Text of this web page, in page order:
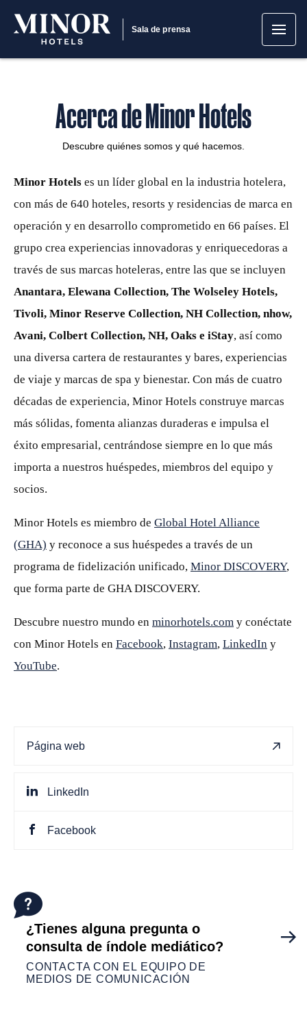
Sala de prensa
Acerca de Minor Hotels
Descubre quiénes somos y qué hacemos.
Minor Hotels es un líder global en la industria hotelera,
con más de 640 hoteles, resorts y residencias de marca en
operación y en desarrollo comprometido en 66 países. El
grupo crea experiencias innovadoras y enriquecedoras a
través de sus marcas hoteleras, entre las que se incluyen
Anantara, Elewana Collection, The Wolseley Hotels,
Tivoli, Minor Reserve Collection, NH Collection, nhow,
Avani, Colbert Collection, NH, Oaks e iStay, así como
una diversa cartera de restaurantes y bares, experiencias
de viaje y marcas de spa y bienestar. Con más de cuatro
décadas de experiencia, Minor Hotels construye marcas
más sólidas, fomenta alianzas duraderas e impulsa el
éxito empresarial, centrándose siempre en lo que más
importa a nuestros huéspedes, miembros del equipo y
socios.
Minor Hotels es miembro de Global Hotel Alliance
(GHA) y reconoce a sus huéspedes a través de un
programa de fidelización unificado, Minor DISCOVERY,
que forma parte de GHA DISCOVERY.
Descubre nuestro mundo en minorhotels.com y conéctate
con Minor Hotels en Facebook, Instagram, LinkedIn y
YouTube.
Página web
LinkedIn
Facebook
¿Tienes alguna pregunta o
consulta de índole mediático?
CONTACTA CON EL EQUIPO DE
MEDIOS DE COMUNICACIÓN